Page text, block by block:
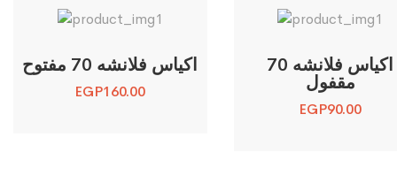
اكياس فلانشه 70 مفتوح
EGP160.00
اكياس فلانشه 70
مقفول
EGP90.00